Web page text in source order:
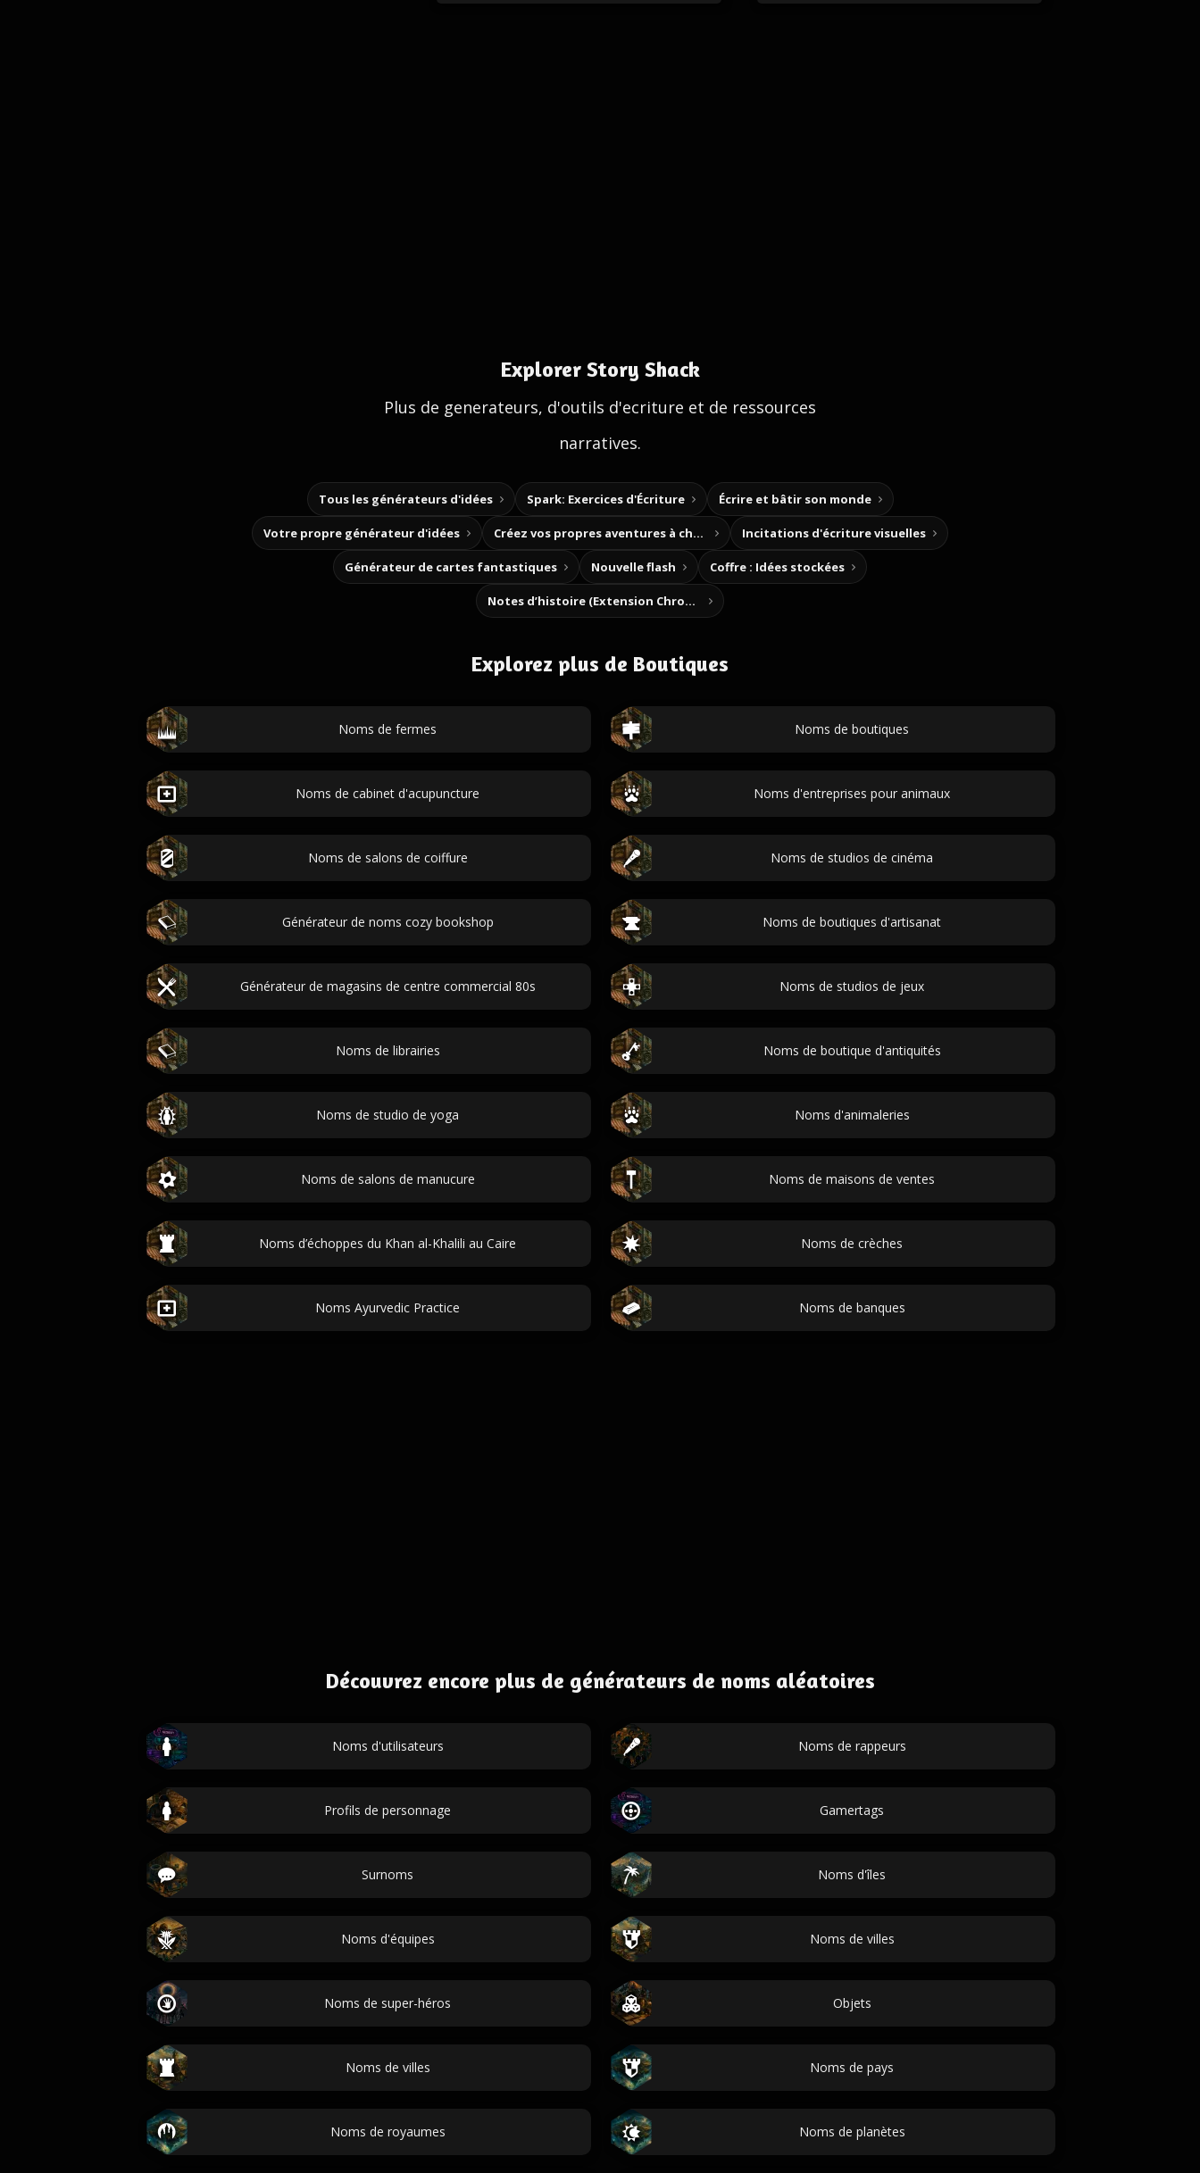
Explorer Story Shack
Plus de generateurs, d'outils d'ecriture et de ressources
narratives.
Tous les générateurs d'idées Spark: Exercices d'Écriture Écrire et bâtir son monde
Votre propre générateur d'idées Créez vos propres aventures à choix Incitations d'écriture visuelles
Générateur de cartes fantastiques Nouvelle flash Coffre : Idées stockées
Notes d’histoire (Extension Chrome)
Explorez plus de Boutiques
Noms de fermes Noms de boutiques
Noms de cabinet d'acupuncture Noms d'entreprises pour animaux
Noms de salons de coiffure Noms de studios de cinéma
Générateur de noms cozy bookshop Noms de boutiques d'artisanat
Générateur de magasins de centre commercial 80s Noms de studios de jeux
Noms de librairies Noms de boutique d'antiquités
Noms de studio de yoga Noms d'animaleries
Noms de salons de manucure Noms de maisons de ventes
Noms d’échoppes du Khan al-Khalili au Caire Noms de crèches
Noms Ayurvedic Practice Noms de banques
Découvrez encore plus de générateurs de noms aléatoires
Noms d'utilisateurs Noms de rappeurs
Profils de personnage Gamertags
Surnoms Noms d'îles
Noms d'équipes Noms de villes
Noms de super-héros Objets
Noms de villes Noms de pays
Noms de royaumes Noms de planètes